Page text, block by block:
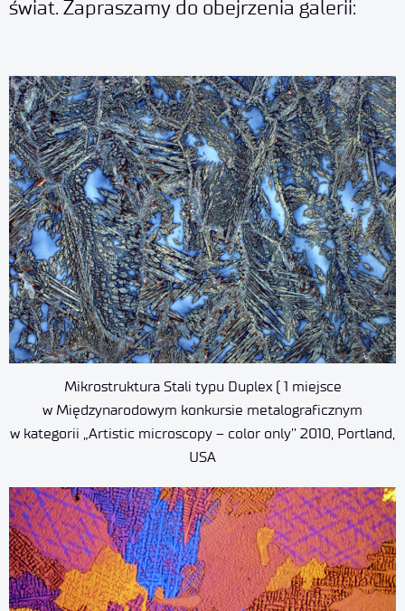
świat. Zapraszamy do obejrzenia galerii:
Mikrostruktura Stali typu Duplex ( 1 miejsce
w Międzynarodowym konkursie metalograficznym
w kategorii „Artistic microscopy – color only’’ 2010, Portland,
USA